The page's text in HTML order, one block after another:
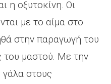
η οξυτοκίνη. Οι
με το αίμα στο
στην παραγωγή του
του μαστού. Με την
γάλα στους